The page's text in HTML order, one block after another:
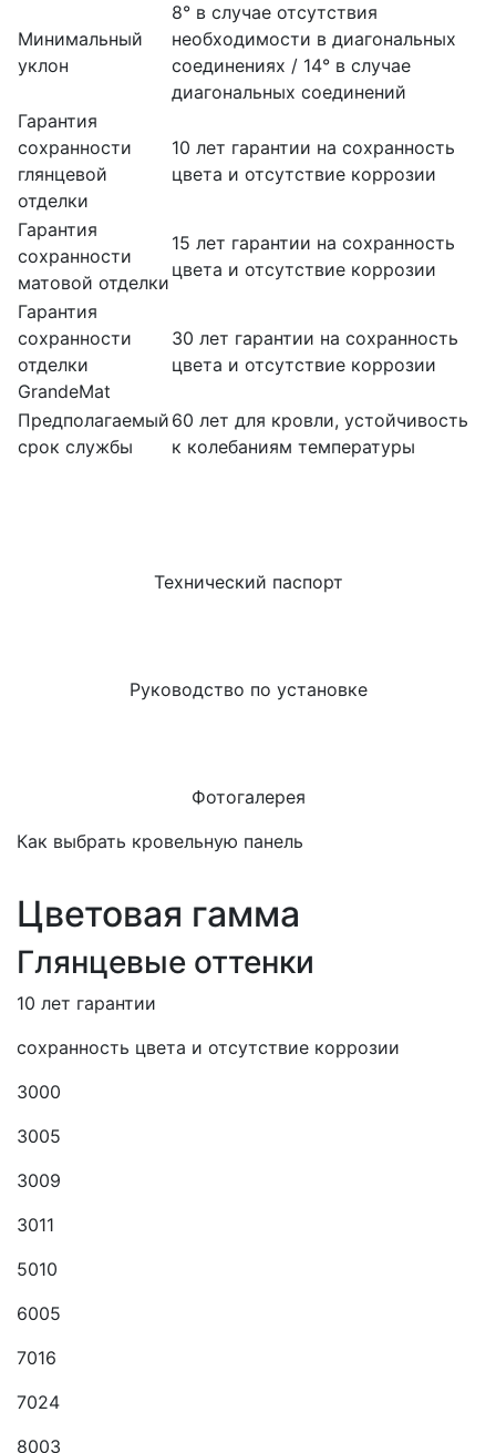
Минимальный
уклон
8° в случае отсутствия
необходимости в диагональных
соединениях / 14° в случае
диагональных соединений
Гарантия
сохранности
глянцевой
отделки
10 лет гарантии на сохранность
цвета и отсутствие коррозии
Гарантия
сохранности
матовой отделки
15 лет гарантии на сохранность
цвета и отсутствие коррозии
Гарантия
сохранности
отделки
GrandeMat
30 лет гарантии на сохранность
цвета и отсутствие коррозии
Предполагаемый
срок службы
60 лет для кровли, устойчивость
к колебаниям температуры
Технический паспорт
Руководство по установке
Фотогалерея
Как выбрать кровельную панель
Цветовая гамма
Глянцевые оттенки
10 лет гарантии
сохранность цвета и отсутствие коррозии
3000
3005
3009
3011
5010
6005
7016
7024
8003